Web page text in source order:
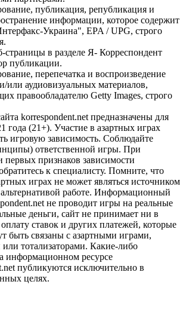
публикация, републикация и
информации, которое содержит
Украина", EPA / UPG, строго
страницы в разделе Я- Корреспондент
публикации.
перепечатка и воспроизведение
или аудиовизуальных материалов,
правообладателю Getty Images, строго
korrespondent.net предназначены для
года (21+). Участие в азартных играх
игровую зависимость. Соблюдайте
ответственной игры. При
первых признаков зависимости
к специалисту. Помните, что
играх не может являться источником
работе. Информационный
не проводит игры на реальные
деньги, сайт не принимает ни в
ставок и других платежей, которые
быть связаны с азартными играми,
тотализаторами. Какие-либо
информационном ресурсе
публикуются исключительно в
целях.